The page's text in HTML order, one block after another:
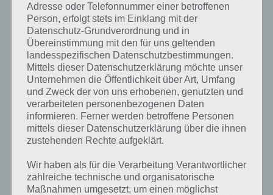
Kurze Begriffserklärung zur Lösung
Schrank
Schrank ist die Lösung für das tägliche Rätsel am 14.4.2024 in 4 Bilder
1 Wort, doch welche Bedeutung hat dieses eigentlich und was gibt es
bestimmten Lösungen präsentieren wir daher auch immer eine
kurze Begriffserklärung!
Adresse oder Telefonnummer einer betroffenen
Person, erfolgt stets im Einklang mit der
Datenschutz-Grundverordnung und in
Übereinstimmung mit den für uns geltenden
landesspezifischen Datenschutzbestimmungen.
Mittels dieser Datenschutzerklärung möchte unser
Unternehmen die Öffentlichkeit über Art, Umfang
und Zweck der von uns erhobenen, genutzten und
verarbeiteten personenbezogenen Daten
informieren. Ferner werden betroffene Personen
mittels dieser Datenschutzerklärung über die ihnen
zustehenden Rechte aufgeklärt.
Wir haben als für die Verarbeitung Verantwortlicher
zahlreiche technische und organisatorische
Maßnahmen umgesetzt, um einen möglichst